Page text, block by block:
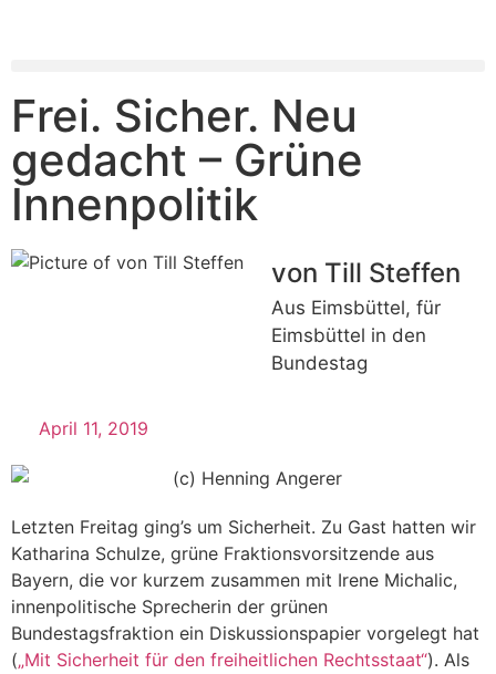
Frei. Sicher. Neu
gedacht – Grüne
Innenpolitik
von Till Steffen
Aus Eimsbüttel, für
Eimsbüttel in den
Bundestag
April 11, 2019
Letzten Freitag ging’s um Sicherheit. Zu Gast hatten wir
Katharina Schulze, grüne Fraktionsvorsitzende aus
Bayern, die vor kurzem zusammen mit Irene Michalic,
innenpolitische Sprecherin der grünen
Bundestagsfraktion ein Diskussionspapier vorgelegt hat
(„Mit Sicherheit für den freiheitlichen Rechtsstaat“). Als